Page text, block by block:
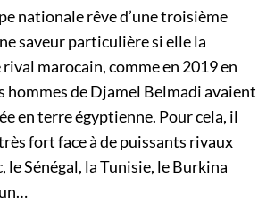
nationale rêve d’une troisième
saveur particulière si elle la
rival marocain, comme en 2019 en
hommes de Djamel Belmadi avaient
en terre égyptienne. Pour cela, il
fort face à de puissants rivaux
le Sénégal, la Tunisie, le Burkina